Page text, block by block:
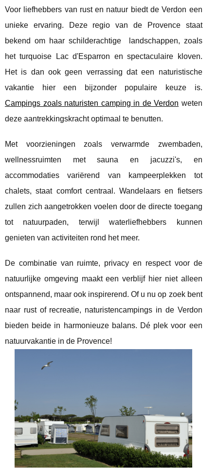
Voor liefhebbers van rust en natuur biedt de Verdon een
unieke ervaring. Deze regio van de Provence staat
bekend om haar schilderachtige
landschappen, zoals
het turquoise Lac d'Esparron en spectaculaire kloven.
Het is dan ook geen verrassing dat een naturistische
vakantie hier een bijzonder populaire keuze is.
Campings zoals naturisten camping in de Verdon weten
deze aantrekkingskracht optimaal te benutten.
Met voorzieningen zoals verwarmde zwembaden,
wellnessruimten met sauna en jacuzzi's, en
accommodaties variërend van kampeerplekken tot
chalets, staat comfort centraal. Wandelaars en fietsers
zullen zich aangetrokken voelen door de directe toegang
tot natuurpaden, terwijl waterliefhebbers kunnen
genieten van activiteiten rond het meer.
De combinatie van ruimte, privacy en respect voor de
natuurlijke omgeving maakt een verblijf hier niet alleen
ontspannend, maar ook inspirerend. Of u nu op zoek bent
naar rust of recreatie, naturistencampings in de Verdon
bieden beide in harmonieuze balans. Dé plek voor een
natuurvakantie in de Provence!